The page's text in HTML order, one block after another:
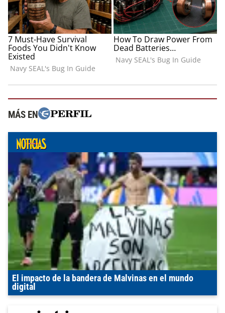
MÁS EN
El impacto de la bandera de Malvinas en el mundo
digital